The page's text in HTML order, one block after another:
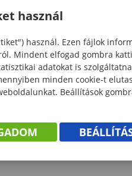
használ
használ. Ezen fájlok
Mindent elfogad gombra
adatokat is
minden cookie-t
Beállítások